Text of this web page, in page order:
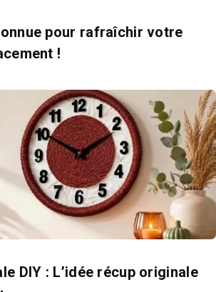
pour rafraîchir votre
!
DIY : L’idée récup originale